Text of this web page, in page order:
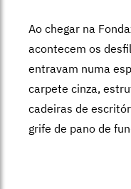
Ao chegar na
acontecem os
entravam numa
carpete cinza,
cadeiras de
grife de pano de